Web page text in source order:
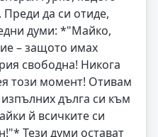
да си отиде,
думи: *"Майко,
– защото имах
свободна! Никога
този момент! Отивам
дълга си към
й всичките си
Тези думи остават